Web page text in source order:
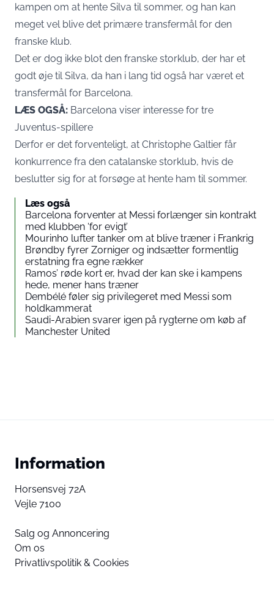
kampen om at hente Silva til sommer, og han kan
meget vel blive det primære transfermål for den
franske klub.
Det er dog ikke blot den franske storklub, der har et
godt øje til Silva, da han i lang tid også har været et
transfermål for Barcelona.
LÆS OGSÅ: Barcelona viser interesse for tre
Juventus-spillere
Derfor er det forventeligt, at Christophe Galtier får
konkurrence fra den catalanske storklub, hvis de
beslutter sig for at forsøge at hente ham til sommer.
Læs også
Barcelona forventer at Messi forlænger sin kontrakt
med klubben ‘for evigt’
Mourinho lufter tanker om at blive træner i Frankrig
Brøndby fyrer Zorniger og indsætter formentlig
erstatning fra egne rækker
Ramos’ røde kort er, hvad der kan ske i kampens
hede, mener hans træner
Dembélé føler sig privilegeret med Messi som
holdkammerat
Saudi-Arabien svarer igen på rygterne om køb af
Manchester United
Information
Horsensvej 72A
Vejle 7100
Salg og Annoncering
Om os
Privatlivspolitik & Cookies